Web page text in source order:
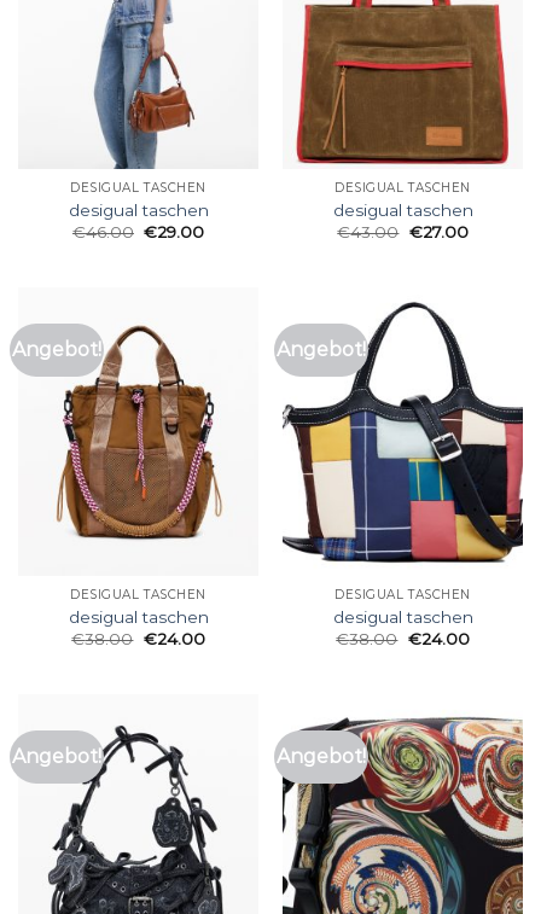
DESIGUAL TASCHEN
desigual taschen
€46.00 €29.00
DESIGUAL TASCHEN
desigual taschen
€43.00 €27.00
Angebot!
DESIGUAL TASCHEN
desigual taschen
€38.00 €24.00
Angebot!
DESIGUAL TASCHEN
desigual taschen
€38.00 €24.00
Angebot! Angebot!